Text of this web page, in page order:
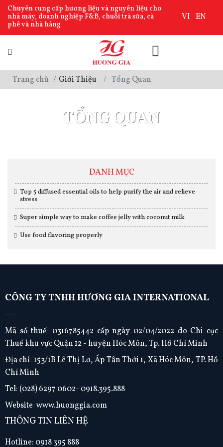
Chuyên cung cấp hương liệu và nguyên liệu cho
nhà máy, doanh nghiệp F&B, chuỗi trà sữa, cà
phê và nhà hàng
VI EN
Trang chủ Giới Thiệu Tổng Quan
TỔNG QUAN
DANH MỤC
Top 5 diffused essential oils to help purify the air and relieve
stress
Super simple way to make coffee jelly with coconut milk
Use food flavoring properly
CÔNG TY TNHH HƯƠNG GIA INTERNATIONAL
---
Mã số thuế: 0316785442 cấp ngày 02/04/2022 do Chi cục
Thuế khu vực Quận 12 - huyện Hóc Môn, Tp. Hồ Chí Minh
Địa chỉ: 153/1B Lê Thị Lơ, Ấp Tân Thới 1, Xã Hóc Môn, TP. Hồ
Chí Minh
Tel: (028) 6297 0602- 0918.395.888
Website:www.huonggia.com
THÔNG TIN LIÊN HỆ
Hotline: 0918 395 888